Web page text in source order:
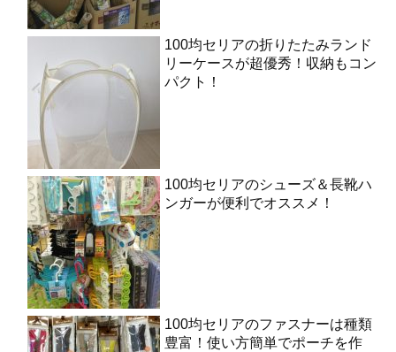
100均セリアの折りたたみランド
リーケースが超優秀！収納もコン
パクト！
100均セリアのシューズ＆長靴ハ
ンガーが便利でオススメ！
100均セリアのファスナーは種類
豊富！使い方簡単でポーチを作